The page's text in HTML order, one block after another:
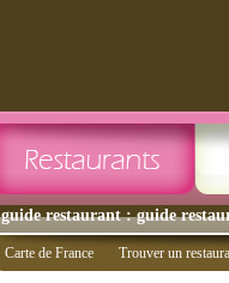
guide restaurant : guide
Carte de France Trouver un